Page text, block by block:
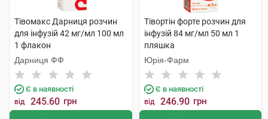
Тівомакс Дарниця розчин
для інфузій 42 мг/мл 100 мл
1 флакон
Дарниця ФФ
Є в наявності
від 245.60 грн
Тівортін форте розчин для
інфузій 84 мг/мл 50 мл 1
пляшка
Юрія-Фарм
Є в наявності
від 246.90 грн